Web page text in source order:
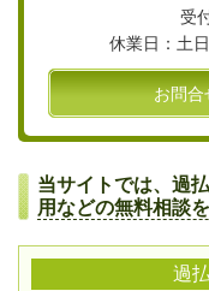
受
休業日：土
お問合
当サイトでは、過
用などの無料相談
過